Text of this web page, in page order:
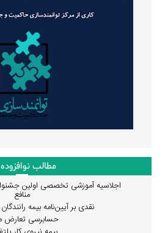
مطالب نوافزوده
اجلاسیه آموزشی تخصصی اولین
منافع
نقدی بر آیین‌نامه بیمه
حسابرسی تعارض